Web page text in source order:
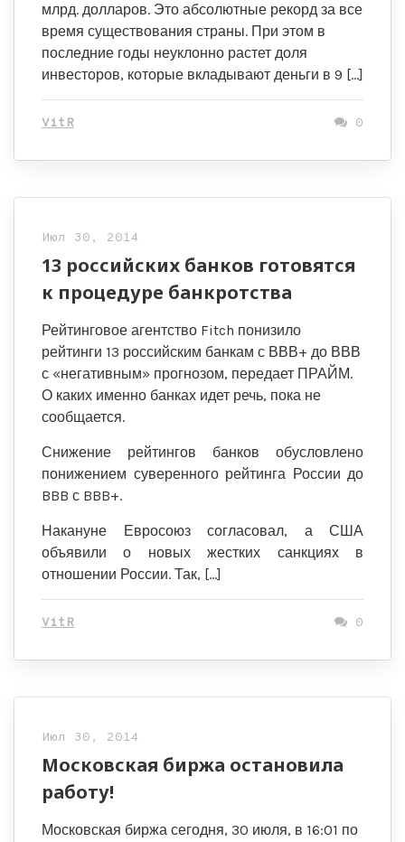
млрд. долларов. Это абсолютные рекорд за все
время существования страны. При этом в
последние годы неуклонно растет доля
инвесторов, которые вкладывают деньги в 9 […]
VitR 0
Июл 30, 2014
13 российских банков готовятся
к процедуре банкротства
Рейтинговое агентство Fitch понизило
рейтинги 13 российским банкам с ВВВ+ до ВВВ
с «негативным» прогнозом, передает ПРАЙМ.
О каких именно банках идет речь, пока не
сообщается.
Снижение рейтингов банков обусловлено
понижением суверенного рейтинга России до
BBB с BBB+.
Накануне Евросоюз согласовал, а США
объявили о новых жестких санкциях в
отношении России. Так, […]
VitR 0
Июл 30, 2014
Московская биржа остановила
работу!
Московская биржа сегодня, 30 июля, в 16:01 по